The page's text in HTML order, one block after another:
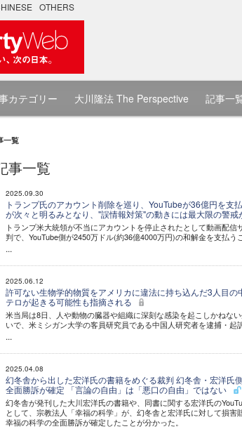
OTHERS
カテゴリー 大川隆法 The Perspective 記事一
一覧
事一覧
2025.09.30
トランプ氏のアカウント削除を巡り、YouTubeが36億円を
が次々と明るみとなり、"誤情報対策"の動きには最大限の警戒
トランプ米大統領が不当にアカウントを停止されたとして動画配
判で、YouTube側が2450万ドル(約36億4000万円)の和解金を支払う
...
2025.06.12
許可ない生物学的物質をアメリカに違法に持ち込んだ3人目
テロが起きる可能性も指摘される
米当局は8日、人や動物の臓器や組織に深刻な感染を起こしかねな
いで、米ミシガン大学の客員研究員である中国人研究者を逮捕・起
...
2025.04.08
幻冬舎から出した宏洋氏の書籍をめぐる裁判 幻冬舎・宏洋氏
全面勝訴が確定 「言論の自由」は「悪口の自由」ではない
幻冬舎が発刊した大川宏洋氏の書籍や、同書に関する宏洋氏の
として、宗教法人「幸福の科学」が、幻冬舎と宏洋氏に対して損害
幸福の科学の全面勝訴が確定したことが分かった。